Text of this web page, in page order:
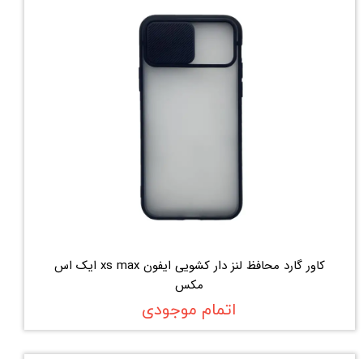
کاور گارد محافظ لنز دار کشویی ایفون xs max ایک اس
مکس
اتمام موجودی